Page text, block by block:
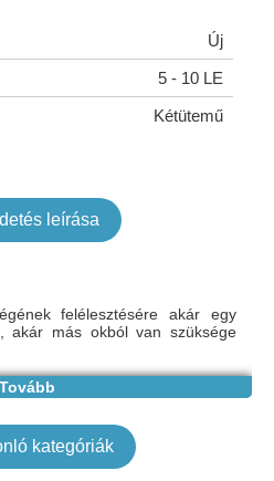
Új
5 - 10 LE
Kétütemű
leírása
felélesztésére akár egy
akár más okból van szüksége
még akkor is, ha elakadt az
ezzel az e-mail címmel:
hogy megismerje a kölcsönök
nyújtásának feltételeit,
Tovább
kategóriák